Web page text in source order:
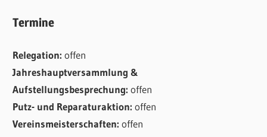
Termine
Relegation:offen
Jahreshauptversammlung &
Aufstellungsbesprechung:offen
Putz- und Reparaturaktion:offen
Vereinsmeisterschaften:offen